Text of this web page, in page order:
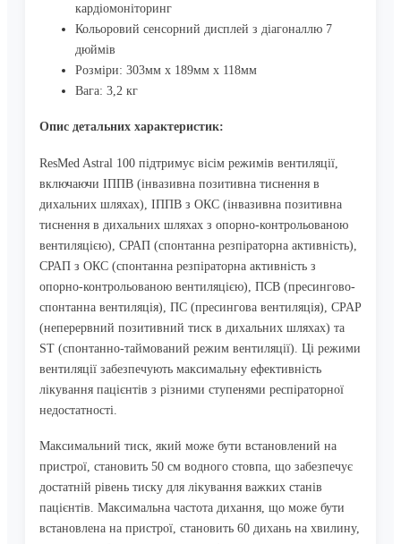
кардіомоніторинг
Кольоровий сенсорний дисплей з діагоналлю 7
дюймів
Розміри: 303мм x 189мм x 118мм
Вага: 3,2 кг
Опис детальних характеристик:
ResMed Astral 100 підтримує вісім режимів вентиляції,
включаючи ІППВ (інвазивна позитивна тиснення в
дихальних шляхах), ІППВ з ОКС (інвазивна позитивна
тиснення в дихальних шляхах з опорно-контрольованою
вентиляцією), СРАП (спонтанна резпіраторна активність),
СРАП з ОКС (спонтанна резпіраторна активність з
опорно-контрольованою вентиляцією), ПСВ (пресингово-
спонтанна вентиляція), ПС (пресингова вентиляція), CPAP
(неперервний позитивний тиск в дихальних шляхах) та
ST (спонтанно-таймований режим вентиляції). Ці режими
вентиляції забезпечують максимальну ефективність
лікування пацієнтів з різними ступенями респіраторної
недостатності.
Максимальний тиск, який може бути встановлений на
пристрої, становить 50 см водного стовпа, що забезпечує
достатній рівень тиску для лікування важких станів
пацієнтів. Максимальна частота дихання, що може бути
встановлена на пристрої, становить 60 дихань на хвилину,